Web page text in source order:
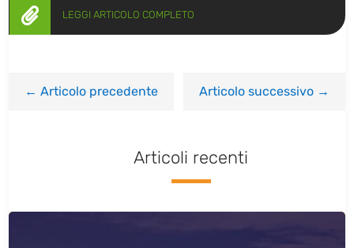
 LEGGI ARTICOLO COMPLETO
←Articolo precedente Articolo successivo→
Articoli recenti